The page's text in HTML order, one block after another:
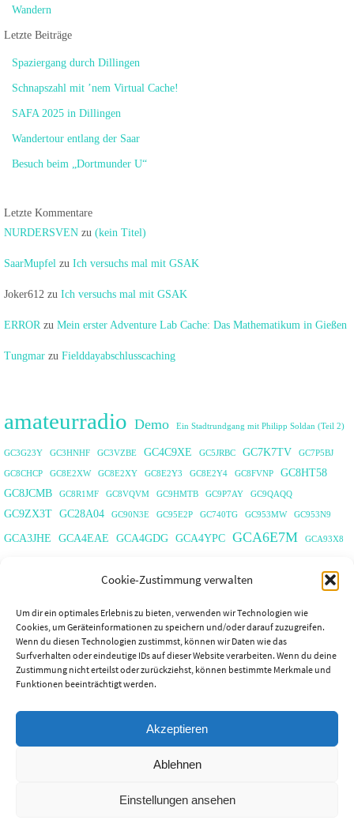
Cookie-Zustimmung verwalten
Um dir ein optimales Erlebnis zu bieten, verwenden wir Technologien wie
Cookies, um Geräteinformationen zu speichern und/oder darauf zuzugreifen.
Wenn du diesen Technologien zustimmst, können wir Daten wie das
Surfverhalten oder eindeutige IDs auf dieser Website verarbeiten. Wenn du deine
Zustimmung nicht erteilst oder zurückziehst, können bestimmte Merkmale und
Funktionen beeinträchtigt werden.
Akzeptieren
Ablehnen
Einstellungen ansehen
Wandern
Letzte Beiträge
Spaziergang durch Dillingen
Schnapszahl mit ’nem Virtual Cache!
SAFA 2025 in Dillingen
Wandertour entlang der Saar
Besuch beim „Dortmunder U“
Letzte Kommentare
NURDERSVEN zu (kein Titel)
SaarMupfel zu Ich versuchs mal mit GSAK
Joker612 zu Ich versuchs mal mit GSAK
ERRORzu Mein erster Adventure Lab Cache: Das Mathematikum in Gießen
Tungmar zu Fielddayabschlusscaching
amateurradio Demo Ein Stadtrundgang mit Philipp Soldan (Teil 2)
GC3G23Y GC3HNHF GC3VZBE GC4C9XE GC5JRBC GC7K7TV GC7P5BJ
GC8CHCP GC8E2XW GC8E2XY GC8E2Y3 GC8E2Y4 GC8FVNP
GC8HT58
GC8JCMB
GC8R1MF GC8VQVM GC9HMTB GC9P7AY GC9QAQQ
GC9ZX3T GC28A04 GC90N3E GC95E2P GC740TG GC953MW GC953N9
GCA3JHE GCA4EAE GCA4GDG GCA4YPC GCA6E7M GCA93X8
Soziale Netzwerke
Mastodon
Blogverzeichnisse